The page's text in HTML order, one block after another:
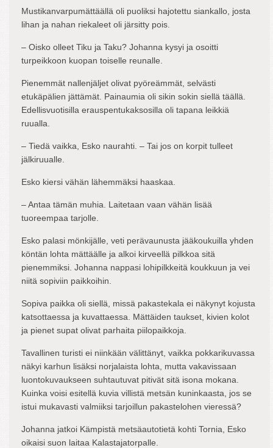
Mustikanvarpumättäällä oli puoliksi hajotettu siankallo, josta
lihan ja nahan riekaleet oli järsitty pois.
– Oisko olleet Tiku ja Taku? Johanna kysyi ja osoitti
turpeikkoon kuopan toiselle reunalle.
Pienemmät nallenjäljet olivat pyöreämmät, selvästi
etukäpälien jättämät. Painaumia oli sikin sokin siellä täällä.
Edellisvuotisilla erauspentukaksosilla oli tapana leikkiä
ruualla.
– Tiedä vaikka, Esko naurahti. – Tai jos on korpit tulleet
jälkiruualle.
Esko kiersi vähän lähemmäksi haaskaa.
– Antaa tämän muhia. Laitetaan vaan vähän lisää
tuoreempaa tarjolle.
Esko palasi mönkijälle, veti perävaunusta jääkoukuilla yhden
köntän lohta mättäälle ja alkoi kirveellä pilkkoa sitä
pienemmiksi. Johanna nappasi lohipilkkeitä koukkuun ja vei
niitä sopiviin paikkoihin.
Sopiva paikka oli siellä, missä pakastekala ei näkynyt kojusta
katsottaessa ja kuvattaessa. Mättäiden taukset, kivien kolot
ja pienet supat olivat parhaita piilopaikkoja.
Tavallinen turisti ei niinkään välittänyt, vaikka pokkarikuvassa
näkyi karhun lisäksi norjalaista lohta, mutta vakavissaan
luontokuvaukseen suhtautuvat pitivät sitä isona mokana.
Kuinka voisi esitellä kuvia villistä metsän kuninkaasta, jos se
istui mukavasti valmiiksi tarjoillun pakastelohen vieressä?
Johanna jatkoi Kämpistä metsäautotietä kohti Tornia, Esko
oikaisi suon laitaa Kalastajatorpalle.